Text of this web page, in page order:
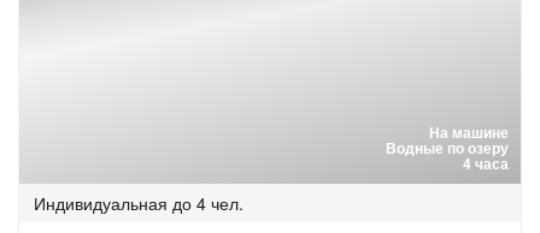
На машине
Водные по озеру
4 часа
Индивидуальная до 4 чел.